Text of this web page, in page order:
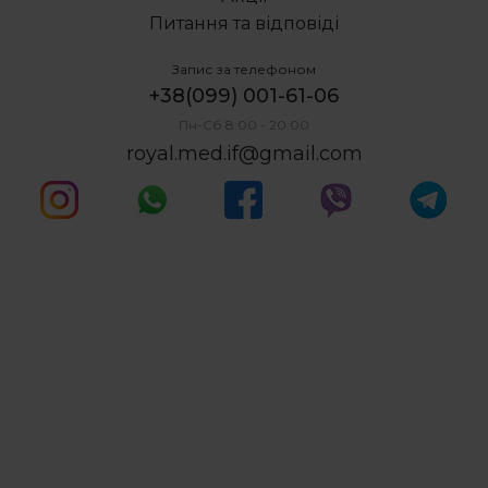
Питання та відповіді
Запис за телефоном
+38(099) 001-61-06
Пн-Сб 8:00 - 20:00
royal.med.if@gmail.com